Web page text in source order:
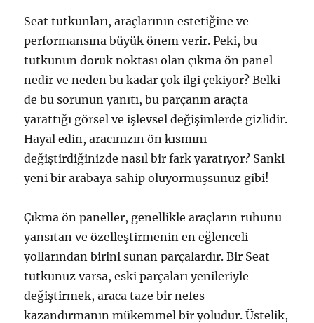
Seat tutkunları, araçlarının estetiğine ve
performansına büyük önem verir. Peki, bu
tutkunun doruk noktası olan çıkma ön panel
nedir ve neden bu kadar çok ilgi çekiyor? Belki
de bu sorunun yanıtı, bu parçanın araçta
yarattığı görsel ve işlevsel değişimlerde gizlidir.
Hayal edin, aracınızın ön kısmını
değiştirdiğinizde nasıl bir fark yaratıyor? Sanki
yeni bir arabaya sahip oluyormuşsunuz gibi!
Çıkma ön paneller, genellikle araçların ruhunu
yansıtan ve özelleştirmenin en eğlenceli
yollarından birini sunan parçalardır. Bir Seat
tutkunuz varsa, eski parçaları yenileriyle
değiştirmek, araca taze bir nefes
kazandırmanın mükemmel bir yoludur. Üstelik,